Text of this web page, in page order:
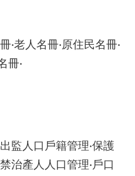
‧老人名冊‧原住民名冊‧
冊‧
監人口戶籍管理‧保護
治產人人口管理‧戶口